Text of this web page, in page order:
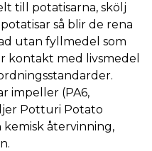
till potatisarna, skölj
så blir de rena
utan fyllmedel som
kontakt med livsmedel
impeller (PA6,
Potturi Potato
kemisk återvinning,